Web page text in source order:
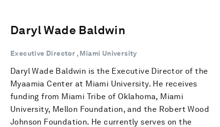
Daryl Wade Baldwin
Executive Director , Miami University
Daryl Wade Baldwin is the Executive Director of the
Myaamia Center at Miami University. He receives
funding from Miami Tribe of Oklahoma, Miami
University, Mellon Foundation, and the Robert Wood
Johnson Foundation. He currently serves on the